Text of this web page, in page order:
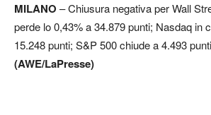
MILANO – Chiusura negativa per Wall
perde lo 0,43% a 34.879 punti; Nasdaq in
15.248 punti; S&P 500 chiude a 4.493
(AWE/LaPresse)